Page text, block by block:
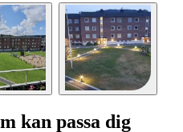
kan passa dig